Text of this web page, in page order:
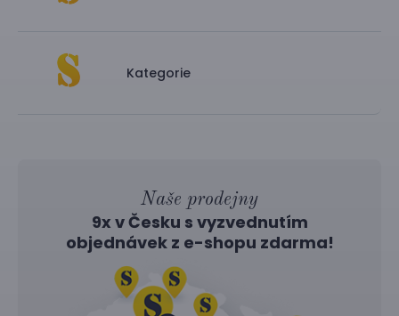
Kategorie
Naše prodejny
9x v Česku s vyzvednutím
objednávek z e-shopu zdarma!